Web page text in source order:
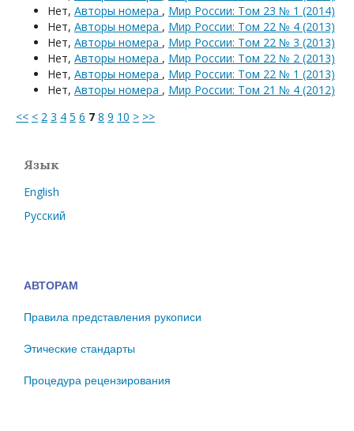
Нет, Авторы номера , Мир России: Том 23 № 1 (2014)
Нет, Авторы номера , Мир России: Том 22 № 4 (2013)
Нет, Авторы номера , Мир России: Том 22 № 3 (2013)
Нет, Авторы номера , Мир России: Том 22 № 2 (2013)
Нет, Авторы номера , Мир России: Том 22 № 1 (2013)
Нет, Авторы номера , Мир России: Том 21 № 4 (2012)
<< < 2 3 4 5 6 7 8 9 10 > >>
Язык
English
Русский
АВТОРАМ
Правила представления рукописи
Этические стандарты
Процедура рецензирования